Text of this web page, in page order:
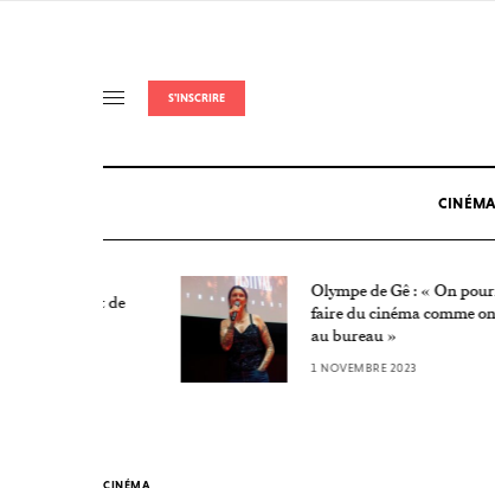
S'INSCRIRE
CINÉMA
Olympe de Gê : « On pourrait
faire du cinéma comme on va
au bureau »
1 NOVEMBRE 2023
CINÉMA